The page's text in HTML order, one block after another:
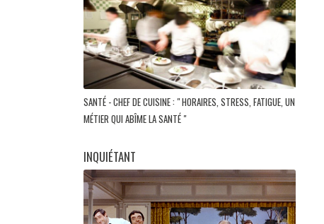
SANTÉ - CHEF DE CUISINE : " HORAIRES, STRESS, FATIGUE, UN
MÉTIER QUI ABÎME LA SANTÉ "
INQUIÉTANT